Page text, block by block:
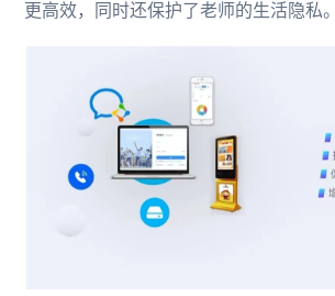
更高效，同时还保护了老师的生活隐私。